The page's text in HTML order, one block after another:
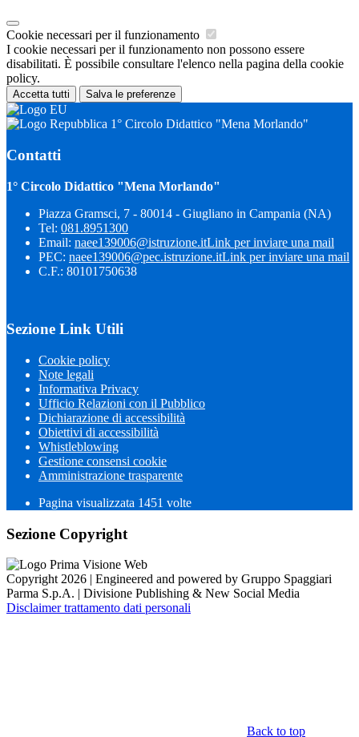
Cookie necessari per il funzionamento
I cookie necessari per il funzionamento non possono essere
disabilitati. È possibile consultare l'elenco nella pagina della cookie
policy.
Accetta tutti Salva le preferenze
1° Circolo Didattico "Mena Morlando"
Contatti
1° Circolo Didattico "Mena Morlando"
Piazza Gramsci, 7 - 80014 - Giugliano in Campania (NA)
Tel: 081.8951300
Email: naee139006@istruzione.itLink per inviare una mail
PEC: naee139006@pec.istruzione.itLink per inviare una mail
C.F.: 80101750638
Sezione Link Utili
Cookie policy
Note legali
Informativa Privacy
Ufficio Relazioni con il Pubblico
Dichiarazione di accessibilità
Obiettivi di accessibilità
Whistleblowing
Gestione consensi cookie
Amministrazione trasparente
Pagina visualizzata 1451 volte
Sezione Copyright
Copyright 2026 | Engineered and powered by Gruppo Spaggiari
Parma S.p.A. | Divisione Publishing & New Social Media
Disclaimer trattamento dati personali
Back to top